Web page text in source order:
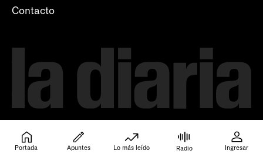
Contacto
Portada Apuntes Lo más leído Radio Ingresar